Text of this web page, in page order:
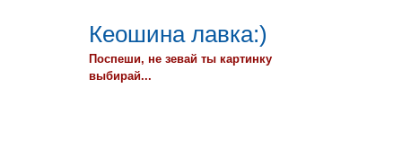
Кеошина лавка:)
Поспеши, не зевай ты картинку
выбирай...